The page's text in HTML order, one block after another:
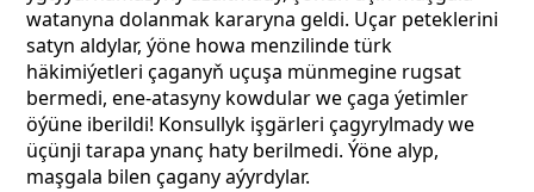
watanyna dolanmak kararyna geldi. Uçar peteklerini
satyn aldylar, ýöne howa menzilinde türk
häkimiýetleri çaganyň uçuşa münmegine rugsat
bermedi, ene-atasyny kowdular we çaga ýetimler
öýüne iberildi! Konsullyk işgärleri çagyrylmady we
üçünji tarapa ynanç haty berilmedi. Ýöne alyp,
maşgala bilen çagany aýyrdylar.